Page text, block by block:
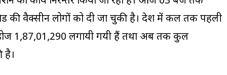
वैक्सीन लोगों को दी जा चुकी है। प्रदेश में कल तक पहली
1,87,01,290 लगायी गयी हैं तथा अब तक कुल
है।